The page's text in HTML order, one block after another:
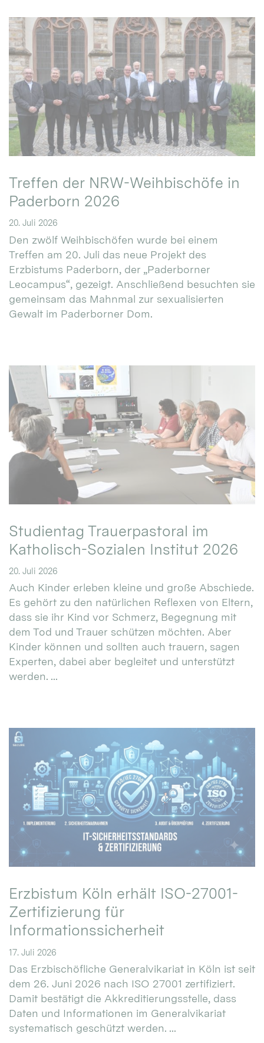
Treffen der NRW-Weihbischöfe in
Paderborn 2026
20. Juli 2026
Den zwölf Weihbischöfen wurde bei einem
Treffen am 20. Juli das neue Projekt des
Erzbistums Paderborn, der „Paderborner
Leocampus“, gezeigt. Anschließend besuchten sie
gemeinsam das Mahnmal zur sexualisierten
Gewalt im Paderborner Dom.
Studientag Trauerpastoral im
Katholisch-Sozialen Institut 2026
20. Juli 2026
Auch Kinder erleben kleine und große Abschiede.
Es gehört zu den natürlichen Reflexen von Eltern,
dass sie ihr Kind vor Schmerz, Begegnung mit
dem Tod und Trauer schützen möchten. Aber
Kinder können und sollten auch trauern, sagen
Experten, dabei aber begleitet und unterstützt
werden. ...
Erzbistum Köln erhält ISO-27001-
Zertifizierung für
Informationssicherheit
17. Juli 2026
Das Erzbischöfliche Generalvikariat in Köln ist seit
dem 26. Juni 2026 nach ISO 27001 zertifiziert.
Damit bestätigt die Akkreditierungsstelle, dass
Daten und Informationen im Generalvikariat
systematisch geschützt werden. ...